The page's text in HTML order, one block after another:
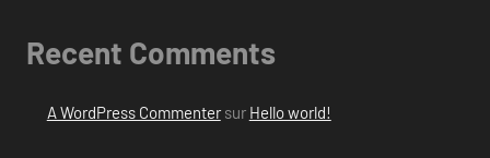
Recent Comments
A WordPress Commentersur Hello world!